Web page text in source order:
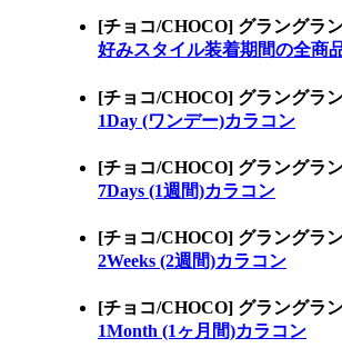
[チョコ/CHOCO] グラングラ
好みスタイル装着期間の全商
[チョコ/CHOCO] グラングラ
1Day (ワンデー)カラコン
[チョコ/CHOCO] グラングラ
7Days (1週間)カラコン
[チョコ/CHOCO] グラングラ
2Weeks (2週間)カラコン
[チョコ/CHOCO] グラングラ
1Month (1ヶ月間)カラコン